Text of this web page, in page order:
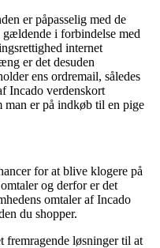
er påpasselig med de
gældende i forbindelse med
internet
er det desuden
ens ordremail, således
Incado verdenskort
er på indkøb til en pige
for at blive klogere på
og derfor er det
omtaler af Incado
du shopper.
fremragende løsninger til at